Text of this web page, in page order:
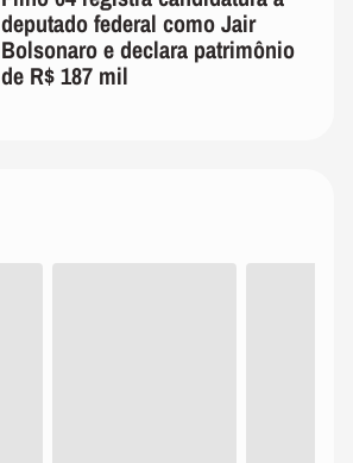
deputado federal como Jair
Bolsonaro e declara patrimônio
de R$ 187 mil